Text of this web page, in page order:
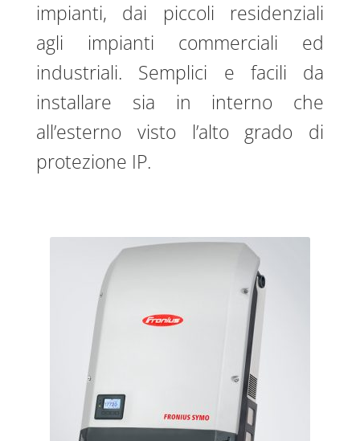
impianti, dai piccoli residenziali
agli impianti commerciali ed
industriali. Semplici e facili da
installare sia in interno che
all’esterno visto l’alto grado di
protezione IP.